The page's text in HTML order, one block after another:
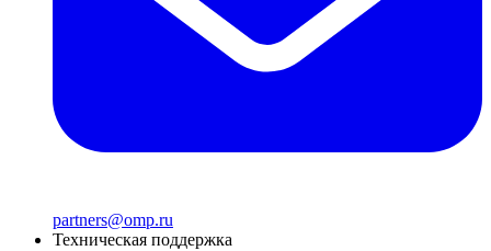
partners@omp.ru
Техническая поддержка